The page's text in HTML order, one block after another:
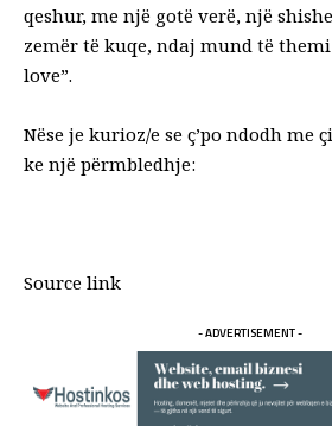
qeshur, me një gotë verë, një
zemër të kuqe, ndaj mund të
love”.
Nëse je kurioz/e se ç’po ndodh me
ke një përmbledhje:
Source link
- ADVERTISEMENT -